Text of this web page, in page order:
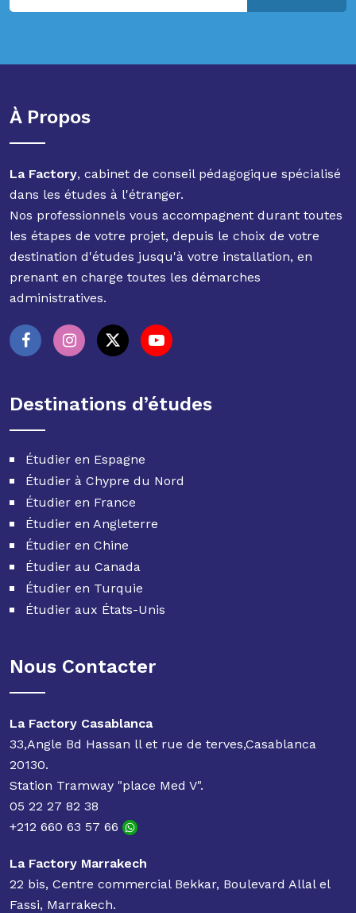
À Propos
La Factory, cabinet de conseil pédagogique spécialisé
dans les études à l'étranger.
Nos professionnels vous accompagnent durant toutes
les étapes de votre projet, depuis le choix de votre
destination d'études jusqu'à votre installation, en
prenant en charge toutes les démarches
administratives.
Destinations d’études
Étudier en Espagne
Étudier à Chypre du Nord
Étudier en France
Étudier en Angleterre
Étudier en Chine
Étudier au Canada
Étudier en Turquie
Étudier aux États-Unis
Nous Contacter
La Factory Casablanca
33,Angle Bd Hassan ll et rue de terves,Casablanca
20130.
Station Tramway "place Med V".
05 22 27 82 38
+212 660 63 57 66
La Factory Marrakech
22 bis, Centre commercial Bekkar, Boulevard Allal el
Fassi, Marrakech.